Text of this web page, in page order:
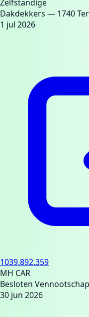
Zelfstandige
Dakdekkers — 1740
1 jul 2026
1039.892.359
MH CAR
Besloten Vennootschap
30 jun 2026